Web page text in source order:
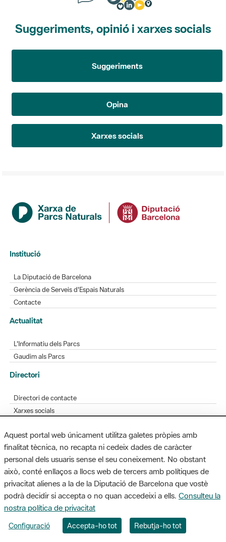
Suggeriments, opinió i xarxes socials
Suggeriments
Opina
Xarxes socials
Institució
La Diputació de Barcelona
Gerència de Serveis d'Espais Naturals
Contacte
Actualitat
L'Informatiu dels Parcs
Gaudim als Parcs
Directori
Directori de contacte
Xarxes socials
Bústia de suggeriments
Opineu sobre els parcs
MAPA WEB AVÍS LEGAL ACCESSIBILITAT
Diputació de Barcelona. Edifici Llacuna, 1a planta. Badajoz, 49. 08005
Barcelona. Tel. 934 022 428 / xarxaparcs@diba.cat
Aquest portal web únicament utilitza galetes pròpies amb
finalitat tècnica, no recapta ni cedeix dades de caràcter
personal dels usuaris sense el seu coneixement. No obstant
això, conté enllaços a llocs web de tercers amb polítiques de
privacitat alienes a la de la Diputació de Barcelona que vostè
podrà decidir si accepta o no quan accedeixi a ells. Consulteu la
nostra política de privacitat
Configuració Accepta-ho tot Rebutja-ho tot